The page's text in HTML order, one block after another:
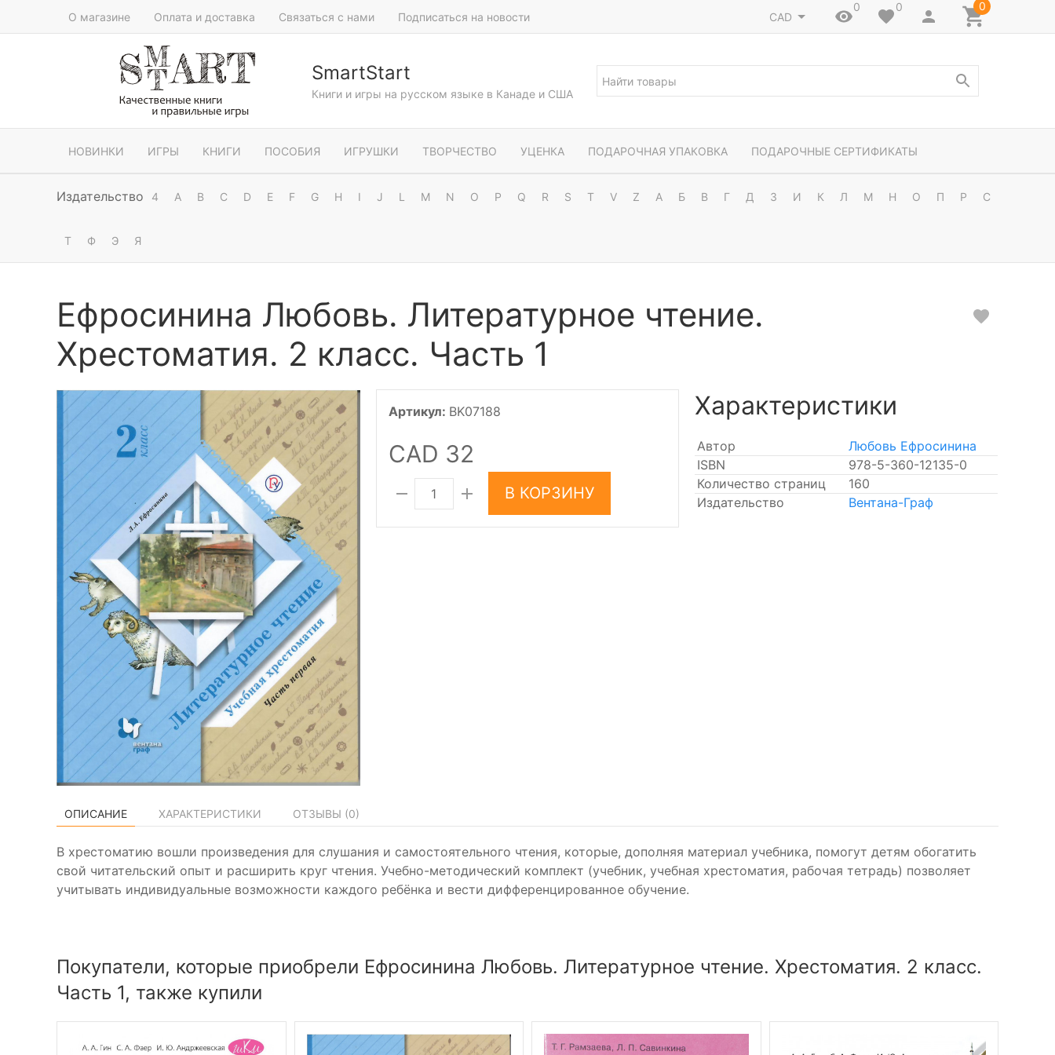
О магазине Оплата и доставка Связаться с нами Подписаться на новости CAD
0 0 0
SmartStart
Книги и игры на русском языке в Канаде и США
НОВИНКИ ИГРЫ КНИГИ ПОСОБИЯ ИГРУШКИ ТВОРЧЕСТВО УЦЕНКА ПОДАРОЧНАЯ УПАКОВКА ПОДАРОЧНЫЕ СЕРТИФИКАТЫ
Издательство 4 A B C D E F G H I J L M N O P Q R S T V Z А Б В Г Д З И К Л М Н О П Р С
Т Ф Э Я
Ефросинина Любовь. Литературное чтение.
Хрестоматия. 2 класс. Часть 1
Артикул: BK07188
CAD 32
В КОРЗИНУ
Характеристики
Автор
Любовь Ефросинина
ISBN
978-5-360-12135-0
Количество страниц
160
Издательство
Вентана-Граф
ОПИСАНИЕ ХАРАКТЕРИСТИКИ ОТЗЫВЫ (0)
В хрестоматию вошли произведения для слушания и самостоятельного чтения, которые, дополняя материал учебника, помогут детям обогатить
свой читательский опыт и расширить круг чтения. Учебно-методический комплект (учебник, учебная хрестоматия, рабочая тетрадь) позволяет
учитывать индивидуальные возможности каждого ребёнка и вести дифференцированное обучение.
Покупатели, которые приобрели Ефросинина Любовь. Литературное чтение. Хрестоматия. 2 класс.
Часть 1, также купили